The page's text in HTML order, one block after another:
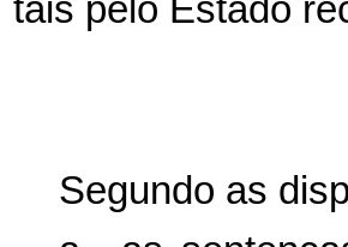
tais pelo Estado
Segundo as